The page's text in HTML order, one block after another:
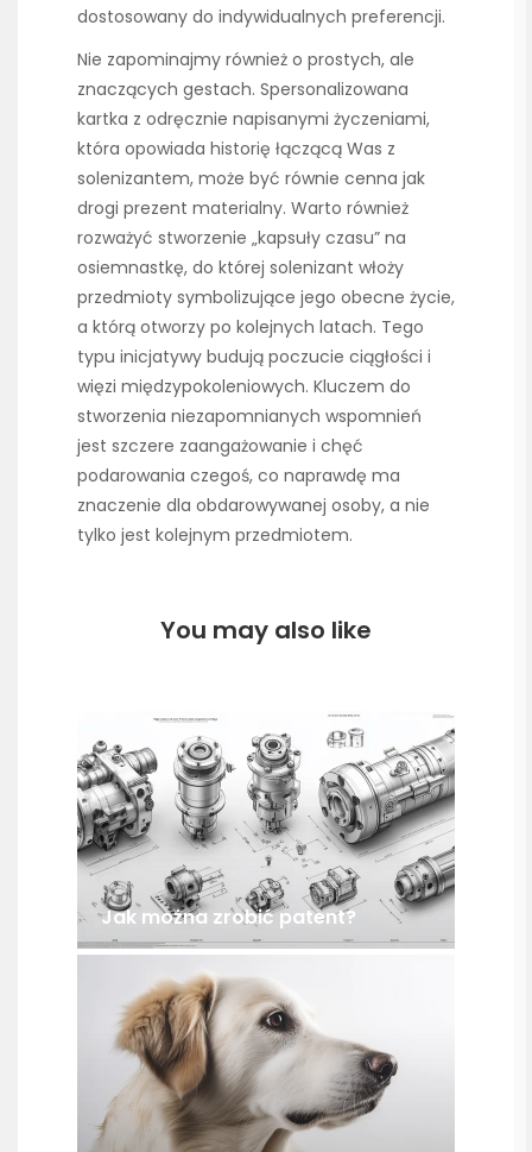
dostosowany do indywidualnych preferencji.
Nie zapominajmy również o prostych, ale
znaczących gestach. Spersonalizowana
kartka z odręcznie napisanymi życzeniami,
która opowiada historię łączącą Was z
solenizantem, może być równie cenna jak
drogi prezent materialny. Warto również
rozważyć stworzenie „kapsuły czasu” na
osiemnastkę, do której solenizant włoży
przedmioty symbolizujące jego obecne życie,
a którą otworzy po kolejnych latach. Tego
typu inicjatywy budują poczucie ciągłości i
więzi międzypokoleniowych. Kluczem do
stworzenia niezapomnianych wspomnień
jest szczere zaangażowanie i chęć
podarowania czegoś, co naprawdę ma
znaczenie dla obdarowywanej osoby, a nie
tylko jest kolejnym przedmiotem.
You may also like
Jak można zrobić patent?